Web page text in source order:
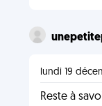
lundi 19
Reste à